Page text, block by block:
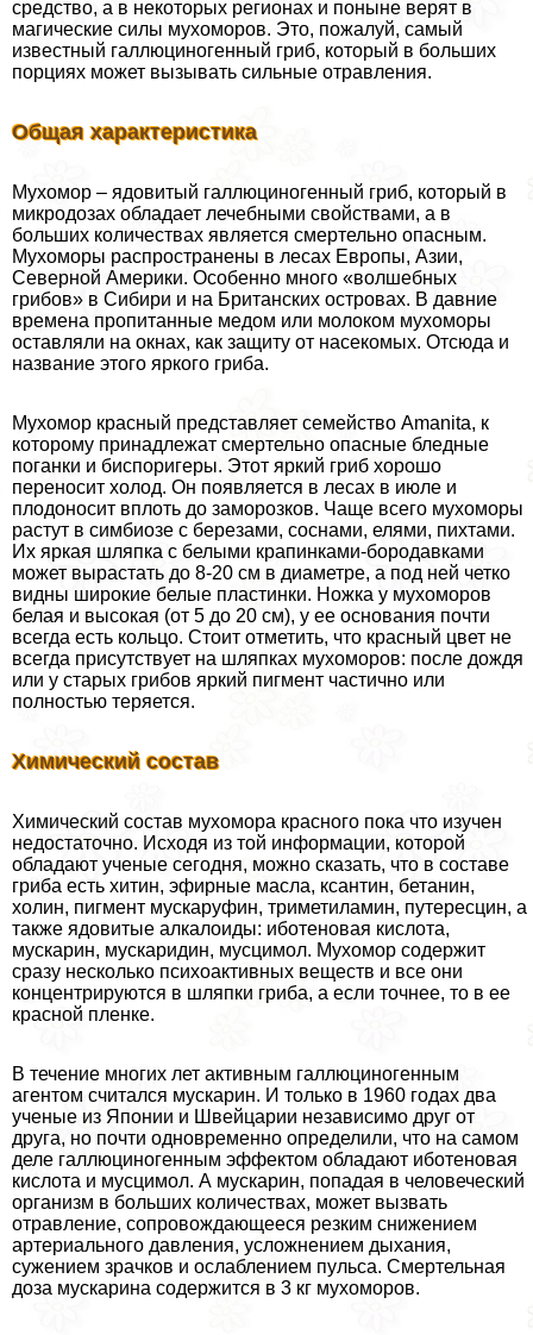
средство, а в некоторых регионах и поныне верят в
магические силы мухоморов. Это, пожалуй, самый
известный галлюциногенный гриб, который в больших
порциях может вызывать сильные отравления.
Общая хаpaктеристика
Мухомор – ядовитый галлюциногенный гриб, который в
микродозах обладает лечебными свойствами, а в
больших количествах является cмepтельно опасным.
Мухоморы распространены в лесах Европы, Азии,
Северной Америки. Особенно много «волшебных
грибов» в Сибири и на Британских островах. В давние
времена пропитанные медом или молоком мухоморы
оставляли на окнах, как защиту от насекомых. Отсюда и
название этого яркого гриба.
Мухомор красный представляет семейство Amanita, к
которому принадлежат cмepтельно опасные бледные
поганки и биспоригеры. Этот яркий гриб хорошо
переносит холод. Он появляется в лесах в июле и
плодоносит вплоть до заморозков. Чаще всего мухоморы
растут в симбиозе с березами, соснами, елями, пихтами.
Их яркая шляпка с белыми крапинками-бородавками
может вырастать до 8-20 см в диаметре, а под ней четко
видны широкие белые пластинки. Ножка у мухоморов
белая и высокая (от 5 до 20 см), у ее основания почти
всегда есть кольцо. Стоит отметить, что красный цвет не
всегда присутствует на шляпках мухоморов: после дождя
или у старых грибов яркий пигмент частично или
полностью теряется.
Химический состав
Химический состав мухомора красного пока что изучен
недостаточно. Исходя из той информации, которой
обладают ученые сегодня, можно сказать, что в составе
гриба есть хитин, эфирные масла, ксантин, бетанин,
холин, пигмент мускаруфин, триметиламин, путересцин, а
также ядовитые алкалоиды: иботеновая кислота,
мускарин, мускаридин, мусцимол. Мухомор содержит
сразу несколько психоактивных веществ и все они
концентрируются в шляпки гриба, а если точнее, то в ее
красной пленке.
В течение многих лет активным галлюциногенным
агентом считался мускарин. И только в 1960 годах два
ученые из Японии и Швейцарии независимо друг от
друга, но почти одновременно определили, что на самом
деле галлюциногенным эффектом обладают иботеновая
кислота и мусцимол. А мускарин, попадая в человеческий
организм в больших количествах, может вызвать
отравление, сопровождающееся резким снижением
артериального давления, усложнением дыхания,
сужением зрачков и ослаблением пульса. Смертельная
доза мускарина содержится в 3 кг мухоморов.